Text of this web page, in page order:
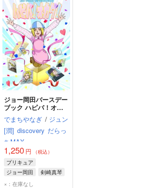
ジョー岡田バースデー
ブック ハピバ！オカ
ダ！
でまちやなぎ / ジュン
[潤] discovery だらっ
ちMAX
1,250 円 （税込）
プリキュア
ジョー岡田
剣崎真琴
円亜久里
×：在庫なし